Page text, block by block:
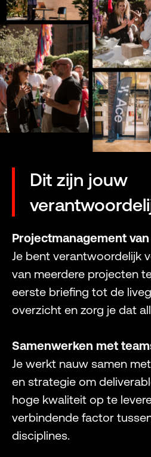
Dit zijn jouw
Projectmanagement
Je bent verantwoordelijk
van meerdere projecten
eerste briefing tot de
overzicht en zorg je dat
Samenwerken met
Je werkt nauw samen
en strategie om
hoge kwaliteit op te
verbindende factor
disciplines.